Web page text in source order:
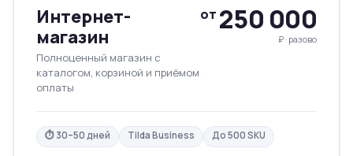
Интернет-
магазин
Полноценный магазин с
каталогом, корзиной и приёмом
оплаты
от 250 000
₽ · разово
⏱ 30–50 дней Tilda Business До 500 SKU